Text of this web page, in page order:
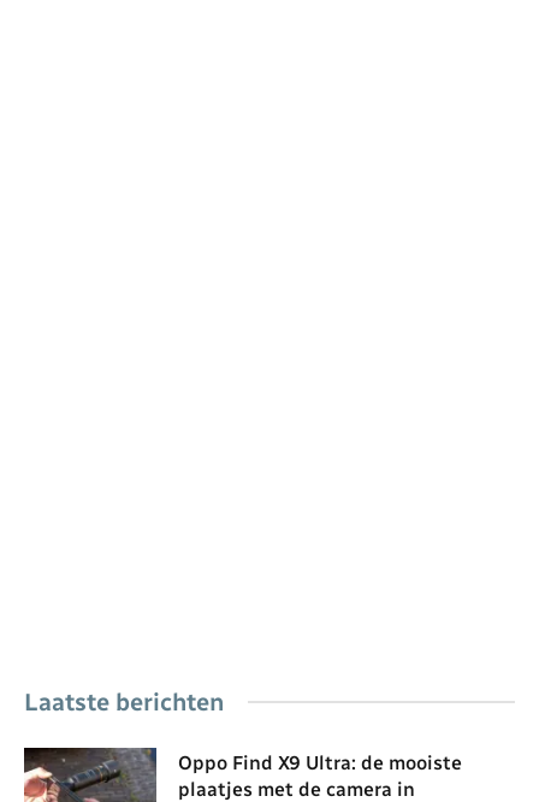
Laatste berichten
Oppo Find X9 Ultra: de mooiste
plaatjes met de camera in